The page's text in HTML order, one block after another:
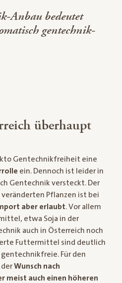
Anbau bedeutet
gentechnik-
überhaupt
Gentechnikfreiheit eine
ein. Dennoch ist leider in
Gentechnik versteckt. Der
Pflanzen ist bei
aber erlaubt. Vor allem
etwa Soja in der
auch in Österreich noch
Futtermittel sind deutlich
Für den
Wunsch nach
meist auch einen höheren